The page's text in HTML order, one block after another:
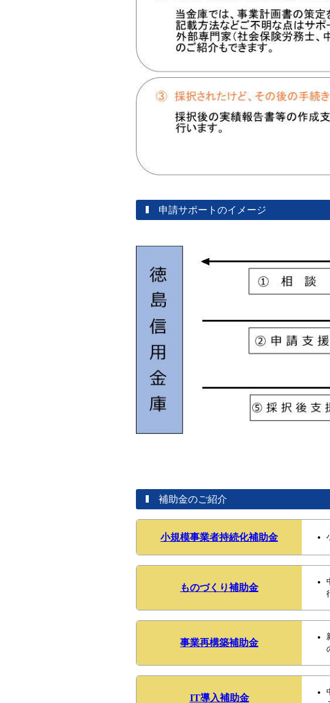
申請サポートのイメージ
補助金のご紹介
小規模事業者持続化補助金
ものづくり補助金
事業再構築補助金
IT導入補助金